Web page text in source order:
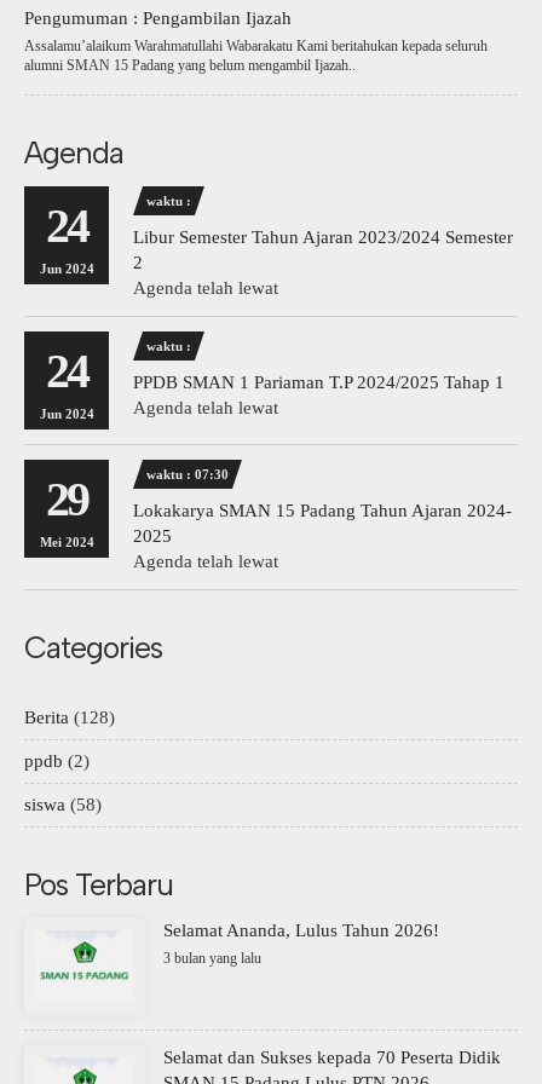
Pengumuman : Pengambilan Ijazah
Assalamu’alaikum Warahmatullahi Wabarakatu Kami beritahukan kepada seluruh
alumni SMAN 15 Padang yang belum mengambil Ijazah..
Agenda
24
Jun 2024
waktu :
Libur Semester Tahun Ajaran 2023/2024 Semester
2
Agenda telah lewat
24
Jun 2024
waktu :
PPDB SMAN 1 Pariaman T.P 2024/2025 Tahap 1
Agenda telah lewat
29
Mei 2024
waktu : 07:30
Lokakarya SMAN 15 Padang Tahun Ajaran 2024-
2025
Agenda telah lewat
Categories
Berita (128)
ppdb (2)
siswa (58)
Pos Terbaru
Selamat Ananda, Lulus Tahun 2026!
3 bulan yang lalu
Selamat dan Sukses kepada 70 Peserta Didik